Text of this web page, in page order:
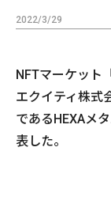
2022/3/29
NFTマーケット
エクイティ株式
であるHEXAメ
表した。